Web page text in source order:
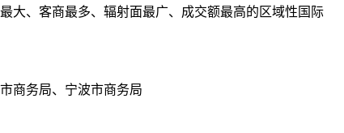
大、客商最多、辐射面最广、成交额最高的区域性国际
商务局、宁波市商务局